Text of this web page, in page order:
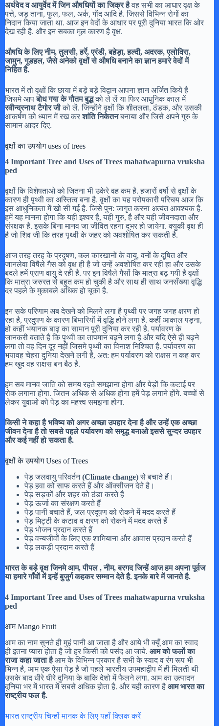
अर्थवेद व आयुर्वेद में जिन औषधियों का जिक्र हैवह सभी का आधार वृक्ष के
पत्ते, जड़ ताना, फुल, फल, अर्क, गोंद आदि है. जिससे विभिन्न रोगों का
निदान किया जाता था. आज इन वेदों के आधार पर पूरी दुनिया भारत कि ओर
देख रही है. और इन सबका मूल कारण है वृक्ष.
औषधि के लिए नीम, तुलसी, हर्रे, एरंडी, बहेड़ा, हल्दी, अदरक, एलोविरा,
जामुन, गुडहल, जैसे अनेको वृक्षों से औषधि बनाने का ज्ञान हमारे वेदों में
निहित है.
भारत में तो वृक्षों कि छाया में बड़े बड़े विद्वान आपना ज्ञान अर्जित किये है
जिसमे आपबोध गया के गौतम बुद्धको ले लें या फिर आधुनिक काल में
रवीन्द्रनाथ टैगोर जीको लें. जिन्होंने वृक्षों कि शीतलता, ठंडक, और उसकी
आकर्षण को ध्यान में रख करशांति निकेतनबनाया और जिसे अपने गुरु के
सामान आदर दिए.
वृक्षों का उपयोग uses of trees
4 Important Tree and Uses of Trees mahatwapurna vruksha
ped
वृक्षों कि विशेषताओ को जितना भी उकेरे वह कम है. हजारों वर्षो से वृक्षों के
कारण ही पृथ्वी का अस्तित्व बना है. वृक्षों का यह परोपकारी परिचय आज कि
इस आधुनिकता में खो सी गई है. जिसे पुन: जागृत करना अत्यंत आवश्यक है.
हमें यह मानना होगा कि यही इश्वर है, यही गुरु, है और यही जीवनदाता और
संरक्षक है. इसके बिना मानव जा जीवित रहना दूभर हो जायेगा. क्युकी वृक्ष ही
है जो शिव जी कि तरह पृथ्वी के जहर को अवशोषित कर सकती है.
आज तरह तरह के प्रदुषण, कल कारखानों के वायु, वनों के दूषित और
जानलेवा विषैले गैस को वृक्ष ही है जो उन्हें अवशोषित कर रही हा और उसके
बदले हमें प्राण वायु दे रही है. पर इन विषैले गैसों कि मात्रा बढ़ गयी है वृक्षों
कि मात्रा जरुरत से बहुत कम हो चुकी है और साथ ही साथ जनसँख्या वृद्धि
दर पहले के मुकाबले अधिक हो चूका है.
इन सके परिणाम अब देखने को मिलने लगा है पृथ्वी पर जगह जगह क्षरण हो
रहा है, प्रदुषण के कारण बिमारियों में वृद्धि होने लगा है. कहीं आकाल पड़ना,
हो कहीं भयानक बाढ़ का सामान पूरी दुनिया कर रही है. पर्यावरण के
जानकरी बताते है कि पृथ्वी का तापमान बढ़ने लगा है और यदि ऐसे ही बढ़ने
लगा तो वह दिन दूर नहीं जिसमे पृथ्वी का विनाश निश्चित है. पर्यावरण का
भयावह चेहरा दुनिया देखने लगी है, अत: हम पर्यावरण को राक्षस न कह कर
हम खुद वह राक्षस बन बैठ है.
हम सब मानव जाति को समय रहते समझाना होगा और पेड़ों कि कटाई पर
रोक लगाना होगा. जितन अधिक से अधिक होगा हमें पेड़ लगाने होंगे. बच्चों से
लेकर युवाओ को पेड़ का महत्त्व समझना होगा.
किसी ने कहा है भविष्य को अगर अच्छा उपहार देना है और उन्हें एक अच्छा
जीवन देना है तो सबसे पहले पर्यावरण को समृद्ध बनाओ इससे सुन्दर उपहार
और कई नहीं हो सकता है.
वृक्षों के उपयोग Uses of Trees
पेड़ जलवायु परिवर्तन(Climate change)से बचाते हैं।
पेड़ हवा को साफ करते हैं और ऑक्सीजन देते है।
पेड़ सड़कों और शहर को ठंडा करते हैं
पेड़ ऊर्जा का संरक्षण करते हैं
पेड़ पानी बचाते हैं, जल प्रदूषण को रोकने में मदद करते हैं
पेड़ मिट्टी के कटाव व क्षरण को रोकने में मदद करते हैं
पेड़ भोजन प्रदान करते हैं
पेड़ वन्यजीवों के लिए एक शामियाना और आवास प्रदान करते हैं
पेड़ लकड़ी प्रदान करते हैं
भारत के बड़े वृक्ष जिनमे आम, पीपल , नीम, बरगद जिन्हें आज हम अपना पूर्वज
या हमारे गाँवों में इन्हें बुजुर्ग कहकर सम्मान देते है. इनके बारे में जानते है.
4 Important Tree and Uses of Trees mahatwapurna vruksha
ped
आम Mango Fruit
आम का नाम सुनते ही मुहं पानी आ जाता है और आये भी क्यूँ आम का स्वाद
ही इतना प्यारा होता है जो हर किसी को पसंद आ जाये. आम को फलों का
राजा कहा जाता हैआम के विभिन्न प्रकार है सभी के स्वाद व रंग रूप भी
भिन्न है, आम एक ऐसा पेड़ है जो पहले भारतीय उपमहाद्वीप में ही मिलती थी
उसके बाद धीरे धीरे दुनिया के बाकि देशो में फैलने लगा. आम का उत्पादन
दुनिया भर में भारत में सबसे अधिक होता है. और यही कारण है आम भारत का
राष्ट्रीय फल है.
भारत राष्ट्रीय चिन्हों मानक के लिए यहाँ क्लिक करें